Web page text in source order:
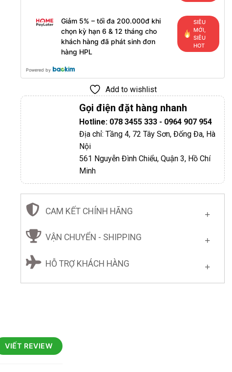
Giảm 5% – tối đa 200.000đ khi
chọn kỳ hạn 6 & 12 tháng cho
khách hàng đã phát sinh đơn
hàng HPL
SIÊU
MỚI,
SIÊU
HOT
Powered by
Add to wishlist
Gọi điện đặt hàng nhanh
Hotline: 078 3455 333 - 0964 907 954
Địa chỉ: Tầng 4, 72 Tây Sơn, Đống Đa, Hà
Nội
561 Nguyễn Đình Chiểu, Quận 3, Hồ Chí
Minh
CAM KẾT CHÍNH HÃNG
VẬN CHUYỂN - SHIPPING
HỖ TRỢ KHÁCH HÀNG
VIẾT REVIEW